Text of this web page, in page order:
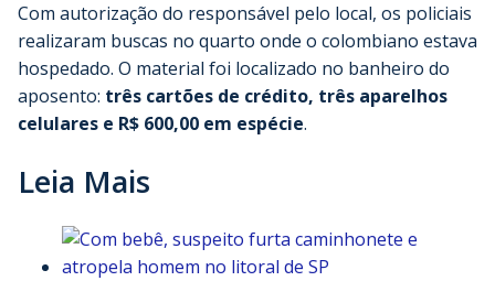
Com autorização do responsável pelo local, os policiais
realizaram buscas no quarto onde o colombiano estava
hospedado. O material foi localizado no banheiro do
aposento: três cartões de crédito, três aparelhos
celulares e R$ 600,00 em espécie.
Leia Mais